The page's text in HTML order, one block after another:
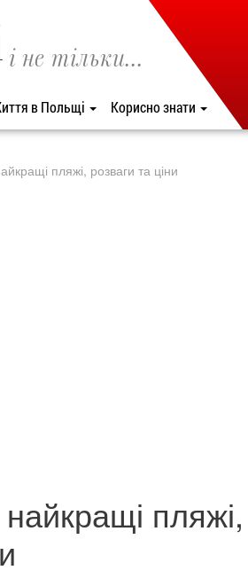
і не тільки...
в Польщі Корисно знати
пляжі, розваги та ціни
пляжі,